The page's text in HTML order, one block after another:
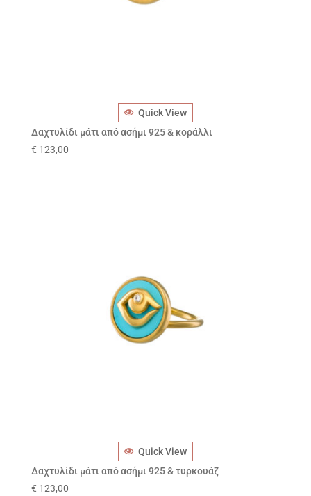
Quick View
Δαχτυλίδι μάτι από ασήμι 925 & κοράλλι
€ 123,00
Quick View
Δαχτυλίδι μάτι από ασήμι 925 & τυρκουάζ
€ 123,00